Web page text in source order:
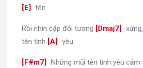
E
tên
Rồi nhìn cặp đôi tương [Dmaj7
tên tình [A yêu
[F#m7 Những mũi tên tình yêu cắm